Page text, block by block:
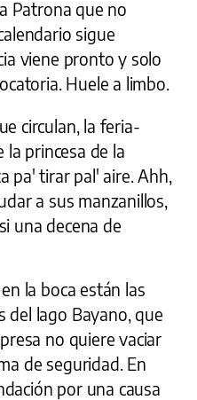
Patrona que no
sigue
viene pronto y solo
Huele a limbo.
circulan, la feria-
la princesa de la
pa' tirar pal' aire. Ahh,
a sus manzanillos,
una decena de
en la boca están las
del lago Bayano, que
no quiere vaciar
de seguridad. En
por una causa